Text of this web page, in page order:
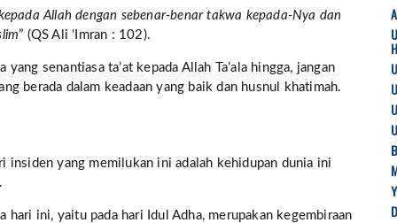
Allah dengan sebenar-benar takwa kepada-Nya dan
” (QS Ali ‘Imran : 102).
senantiasa ta’at kepada Allah Ta’ala hingga, jangan
berada dalam keadaan yang baik dan husnul khatimah.
insiden yang memilukan ini adalah kehidupan dunia ini
hari ini, yaitu pada hari Idul Adha, merupakan kegembiraan